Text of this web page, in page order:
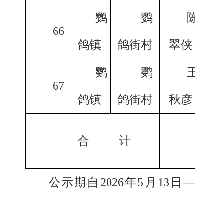
66
鹦
鸽镇
鹦
鸽街村
陈
翠侠
67
鹦
鸽镇
鹦
鸽街村
王
秋彦
合 计
公示期自2026年5月13日—